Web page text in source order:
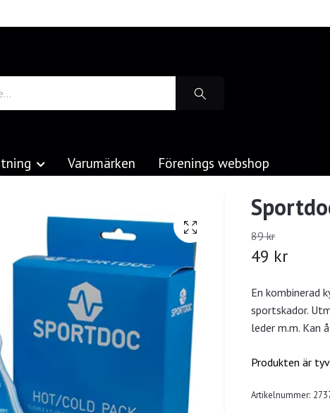
Varumärken Förenings webshop
89 kr
49 kr
En kombinerad
sportskador.
leder m.m. Kan
Produkten är
Artikelnummer: